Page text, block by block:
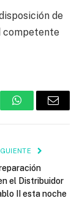
de
competente
WhatsAppEmail
el Distribuidor
II esta noche